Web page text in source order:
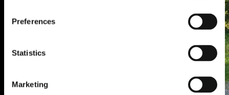
Preferences
Statistics
Marketing